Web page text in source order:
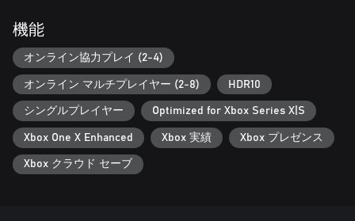
機能
オンライン協力プレイ (2-4)
オンライン マルチプレイヤー (2-8) HDR10
シングルプレイヤー Optimized for Xbox Series X|S
Xbox One X Enhanced Xbox 実績 Xbox プレゼンス
Xbox クラウド セーブ